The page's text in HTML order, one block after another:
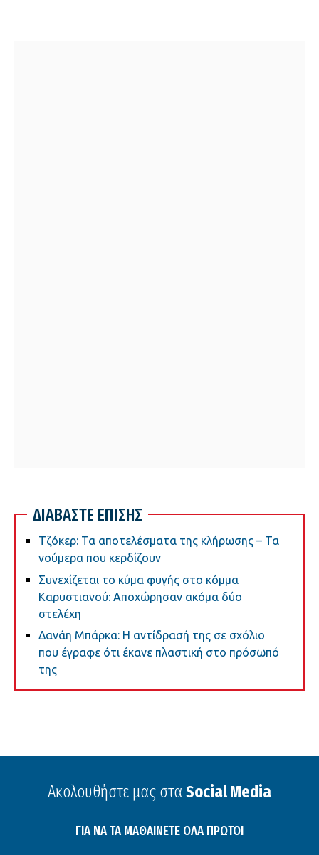
ΔΙΑΒΑΣΤΕ ΕΠΙΣΗΣ
Τζόκερ: Τα αποτελέσματα της κλήρωσης – Τα
νούμερα που κερδίζουν
Συνεχίζεται το κύμα φυγής στο κόμμα
Καρυστιανού: Αποχώρησαν ακόμα δύο
στελέχη
Δανάη Μπάρκα: Η αντίδρασή της σε σχόλιο
που έγραφε ότι έκανε πλαστική στο πρόσωπό
της
Ακολουθήστε μας στα Social Media
ΓΙΑ ΝΑ ΤΑ ΜΑΘΑΙΝΕΤΕ ΟΛΑ ΠΡΩΤΟΙ